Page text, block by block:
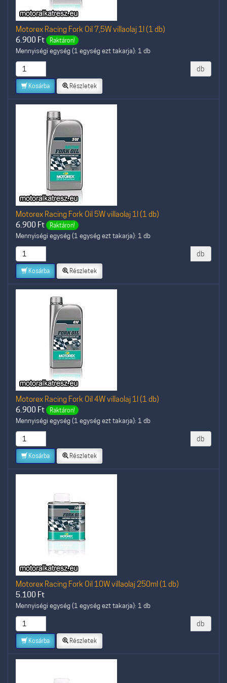
Motorex Racing Fork Oil 7,5W villaolaj 1l (1 db)
6.900 Ft Raktáron!
Mennyiségi egység (1 egység ezt takarja): 1 db
db
Kosárba Részletek
Motorex Racing Fork Oil 5W villaolaj 1l (1 db)
6.900 Ft Raktáron!
Mennyiségi egység (1 egység ezt takarja): 1 db
db
Kosárba Részletek
Motorex Racing Fork Oil 4W villaolaj 1l (1 db)
6.900 Ft Raktáron!
Mennyiségi egység (1 egység ezt takarja): 1 db
db
Kosárba Részletek
Motorex Racing Fork Oil 10W villaolaj 250ml (1 db)
5.100 Ft
Mennyiségi egység (1 egység ezt takarja): 1 db
db
Kosárba Részletek